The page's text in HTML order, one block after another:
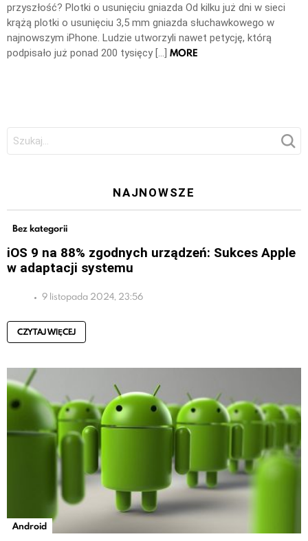
przyszłość? Plotki o usunięciu gniazda Od kilku już dni w sieci
krążą plotki o usunięciu 3,5 mm gniazda słuchawkowego w
najnowszym iPhone. Ludzie utworzyli nawet petycję, którą
podpisało już ponad 200 tysięcy […] MORE
Szukaj:
NAJNOWSZE
Bez kategorii
iOS 9 na 88% zgodnych urządzeń: Sukces Apple
w adaptacji systemu
9 listopada 2024, 23:56
CZYTAJ WIĘCEJ
Android